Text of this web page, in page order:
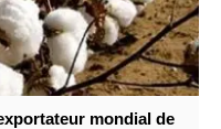
mondial de